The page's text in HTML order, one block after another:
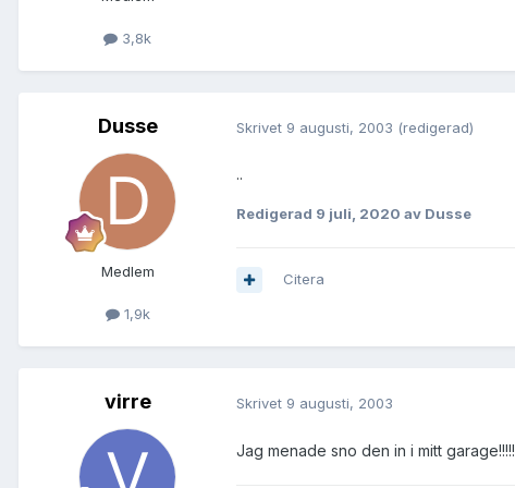
3,8k
Dusse
Medlem
1,9k
Skrivet 9 augusti, 2003 (redigerad)
..
Redigerad 9 juli, 2020 av Dusse
Citera
virre Skrivet 9 augusti, 2003
Jag menade sno den in i mitt garage!!!!!